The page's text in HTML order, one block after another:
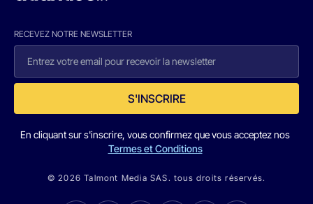
RECEVEZ NOTRE NEWSLETTER
S'INSCRIRE
En cliquant sur s'inscrire, vous confirmez que vous acceptez nos
Termes et Conditions
© 2026 Talmont Media SAS. tous droits réservés.